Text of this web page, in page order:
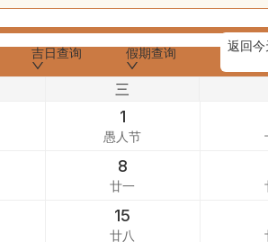
吉日查询 假期查询 返回今
三
1
愚人节
8
廿一
15
廿八